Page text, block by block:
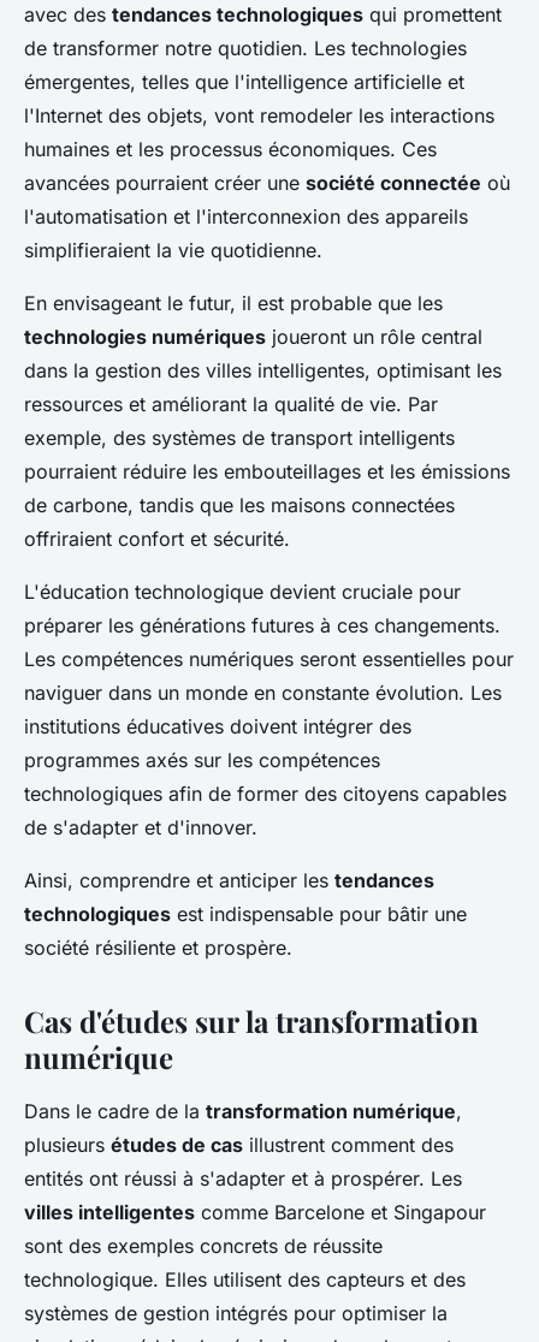
avec des tendances technologiques qui promettent
de transformer notre quotidien. Les technologies
émergentes, telles que l'intelligence artificielle et
l'Internet des objets, vont remodeler les interactions
humaines et les processus économiques. Ces
avancées pourraient créer une société connectée où
l'automatisation et l'interconnexion des appareils
simplifieraient la vie quotidienne.
En envisageant le futur, il est probable que les
technologies numériques joueront un rôle central
dans la gestion des villes intelligentes, optimisant les
ressources et améliorant la qualité de vie. Par
exemple, des systèmes de transport intelligents
pourraient réduire les embouteillages et les émissions
de carbone, tandis que les maisons connectées
offriraient confort et sécurité.
L'éducation technologique devient cruciale pour
préparer les générations futures à ces changements.
Les compétences numériques seront essentielles pour
naviguer dans un monde en constante évolution. Les
institutions éducatives doivent intégrer des
programmes axés sur les compétences
technologiques afin de former des citoyens capables
de s'adapter et d'innover.
Ainsi, comprendre et anticiper les tendances
technologiques est indispensable pour bâtir une
société résiliente et prospère.
Cas d'études sur la transformation
numérique
Dans le cadre de la transformation numérique,
plusieurs études de cas illustrent comment des
entités ont réussi à s'adapter et à prospérer. Les
villes intelligentes comme Barcelone et Singapour
sont des exemples concrets de réussite
technologique. Elles utilisent des capteurs et des
systèmes de gestion intégrés pour optimiser la